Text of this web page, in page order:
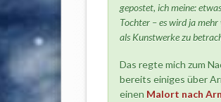
gepostet, ich meine:
Tochter – es wird ja
als Kunstwerke zu
Das regte mich zum
bereits einiges über
einen Malort nach